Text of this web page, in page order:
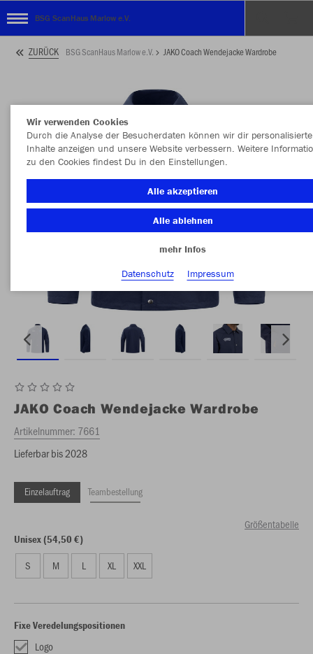
BSG ScanHaus Marlow e.V.
ZURÜCK BSG ScanHaus Marlow e.V. JAKO Coach Wendejacke Wardrobe
JAKO Coach Wendejacke Wardrobe
Artikelnummer: 7661
Lieferbar bis 2028
Einzelauftrag Teambestellung
Größentabelle
Unisex (54,50 €)
S M L XL XXL
Fixe Veredelungspositionen
Logo
Wir verwenden Cookies
Durch die Analyse der Besucherdaten können wir dir personalisierte
Inhalte anzeigen und unsere Website verbessern. Weitere
zu den Cookies findest Du in den Einstellungen.
Alle akzeptieren
Alle ablehnen
mehr Infos
Datenschutz
Impressum